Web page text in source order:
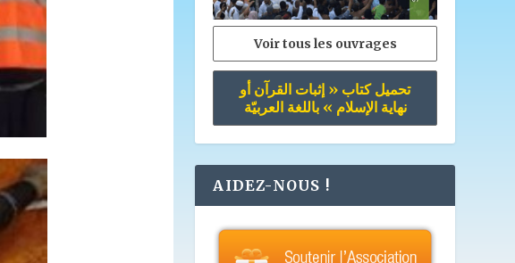
Voir tous les ouvrages
تحميل كتاب « إثبات القرآن أو
نهاية الإسلام » باللغة العربيّة
AIDEZ-NOUS !